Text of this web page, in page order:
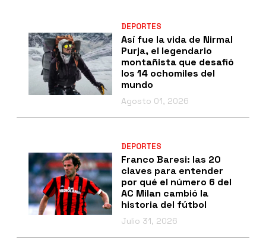
DEPORTES
Así fue la vida de Nirmal
Purja, el legendario
montañista que desafió
los 14 ochomiles del
mundo
Agosto 01, 2026
DEPORTES
Franco Baresi: las 20
claves para entender
por qué el número 6 del
AC Milan cambió la
historia del fútbol
Julio 31, 2026